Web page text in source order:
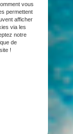
vous
permettent
afficher
via les
notre
de
!